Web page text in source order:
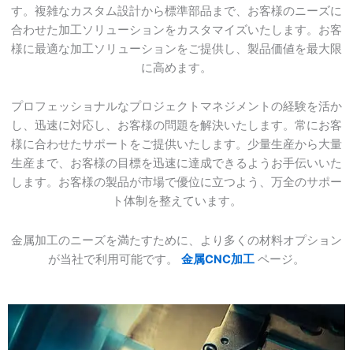
す。複雑なカスタム設計から標準部品まで、お客様のニーズに
合わせた加工ソリューションをカスタマイズいたします。お客
様に最適な加工ソリューションをご提供し、製品価値を最大限
に高めます。
プロフェッショナルなプロジェクトマネジメントの経験を活か
し、迅速に対応し、お客様の問題を解決いたします。常にお客
様に合わせたサポートをご提供いたします。少量生産から大量
生産まで、お客様の目標を迅速に達成できるようお手伝いいた
します。お客様の製品が市場で優位に立つよう、万全のサポー
ト体制を整えています。
金属加工のニーズを満たすために、より多くの材料オプション
が当社で利用可能です。 金属CNC加工 ページ。